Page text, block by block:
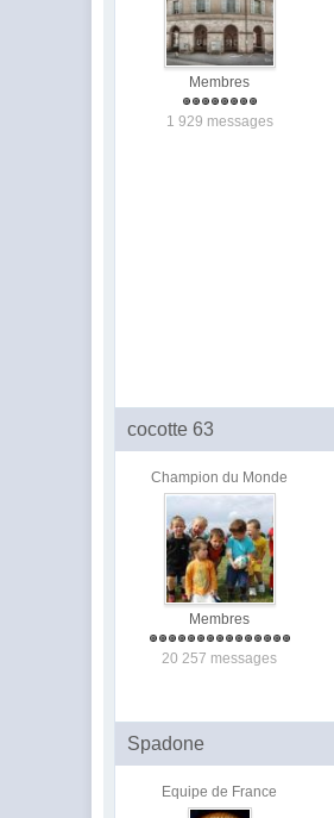
Membres
1 929 messages
cocotte 63
Champion du Monde
Membres
20 257 messages
Spadone
Equipe de France